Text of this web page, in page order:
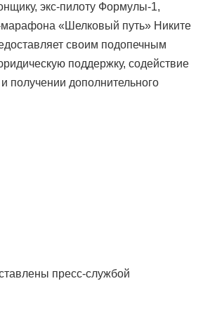
экс-пилоту Формулы-1,
«Шелковый путь» Никите
своим подопечным
поддержку, содействие
получении дополнительного
пресс-службой